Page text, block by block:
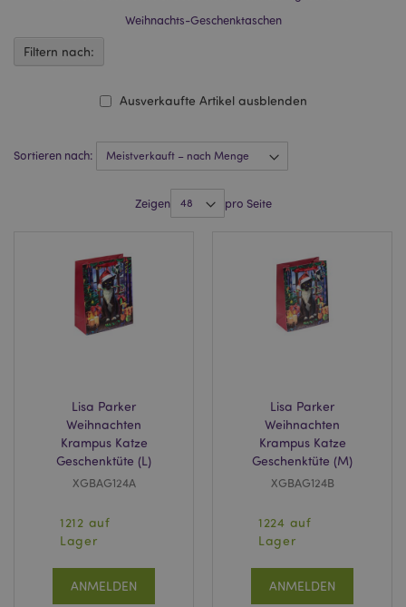
Weihnachts-Geschenktaschen
Sortieren nach:
Zeigen pro Seite
Lisa Parker
Weihnachten
Krampus Katze
Geschenktüte (L)
XGBAG124A
1212 auf
Lager
ANMELDEN
Lisa Parker
Weihnachten
Krampus Katze
Geschenktüte (M)
XGBAG124B
1224 auf
Lager
ANMELDEN
Ausverkaufte Artikel ausblenden
Filtern nach: